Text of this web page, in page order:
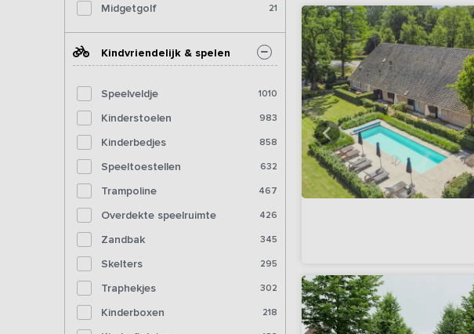
Midgetgolf 21
Kindvriendelijk & spelen
Speelveldje 1010
Kinderstoelen 983
Kinderbedjes 858
Speeltoestellen 632
Trampoline 467
Overdekte speelruimte 426
Zandbak 345
Skelters 295
Traphekjes 302
Kinderboxen 218